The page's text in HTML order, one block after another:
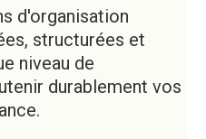
d'organisation
structurées et
niveau de
durablement vos